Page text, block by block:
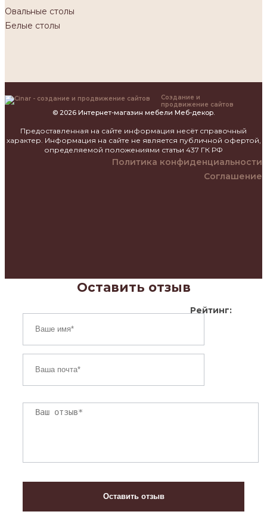
Овальные столы
Белые столы
Создание и
продвижение сайтов
© 2026 Интернет-магазин мебели Меб-декор.
Предоставленная на сайте информация несёт справочный
характер. Информация на сайте не является публичной офертой,
определяемой положениями статьи 437 ГК РФ
Политика конфиденциальности
Соглашение
Оставить отзыв
Рейтинг: